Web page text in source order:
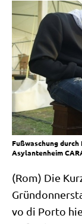
Fußwaschung
Asylantenheim
(Rom) Die
vo di Por­to